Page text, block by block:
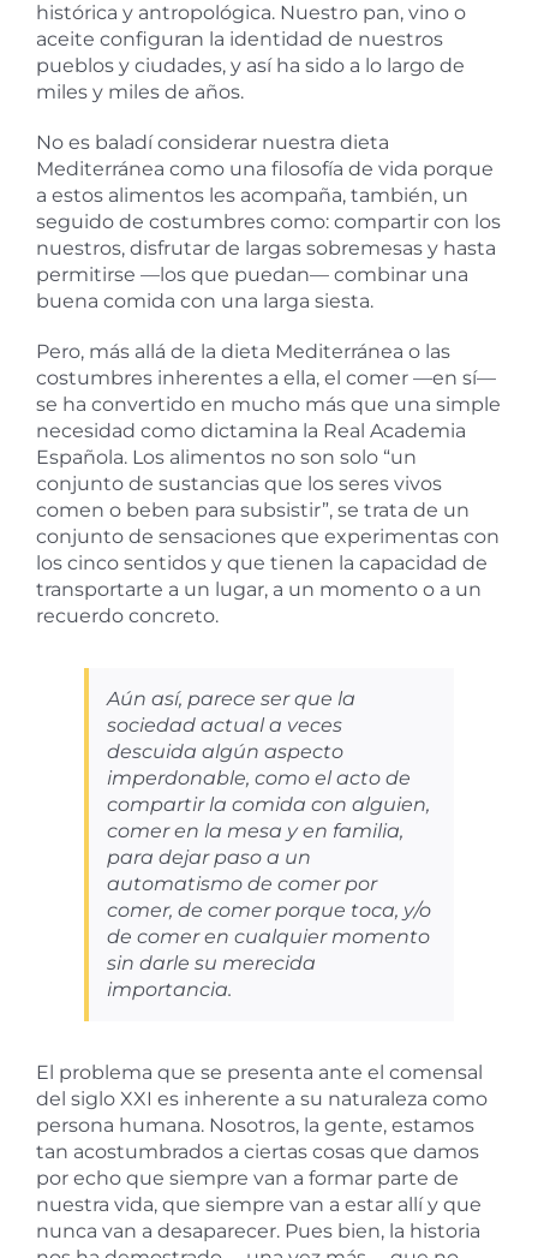
histórica y antropológica. Nuestro pan, vino o
aceite configuran la identidad de nuestros
pueblos y ciudades, y así ha sido a lo largo de
miles y miles de años.
No es baladí considerar nuestra dieta
Mediterránea como una filosofía de vida porque
a estos alimentos les acompaña, también, un
seguido de costumbres como: compartir con los
nuestros, disfrutar de largas sobremesas y hasta
permitirse —los que puedan— combinar una
buena comida con una larga siesta.
Pero, más allá de la dieta Mediterránea o las
costumbres inherentes a ella, el comer —en sí—
se ha convertido en mucho más que una simple
necesidad como dictamina la Real Academia
Española. Los alimentos no son solo “un
conjunto de sustancias que los seres vivos
comen o beben para subsistir”, se trata de un
conjunto de sensaciones que experimentas con
los cinco sentidos y que tienen la capacidad de
transportarte a un lugar, a un momento o a un
recuerdo concreto.
Aún así, parece ser que la
sociedad actual a veces
descuida algún aspecto
imperdonable, como el acto de
compartir la comida con alguien,
comer en la mesa y en familia,
para dejar paso a un
automatismo de comer por
comer, de comer porque toca, y/o
de comer en cualquier momento
sin darle su merecida
importancia.
El problema que se presenta ante el comensal
del siglo XXI es inherente a su naturaleza como
persona humana. Nosotros, la gente, estamos
tan acostumbrados a ciertas cosas que damos
por echo que siempre van a formar parte de
nuestra vida, que siempre van a estar allí y que
nunca van a desaparecer. Pues bien, la historia